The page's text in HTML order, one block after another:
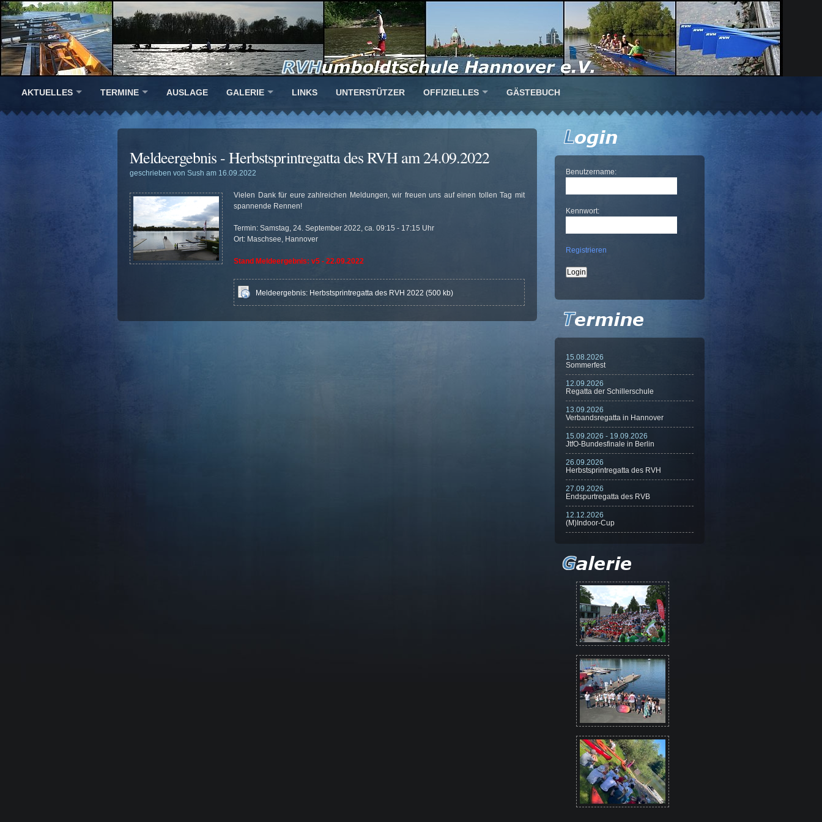
AKTUELLES TERMINE AUSLAGE GALERIE LINKS UNTERSTÜTZER OFFIZIELLES GÄSTEBUCH
Meldeergebnis - Herbstsprintregatta des RVH am 24.09.2022
geschrieben von Sush am 16.09.2022
Vielen Dank für eure zahlreichen Meldungen, wir freuen uns auf einen tollen Tag mit
spannende Rennen!
Termin: Samstag, 24. September 2022, ca. 09:15 - 17:15 Uhr
Ort: Maschsee, Hannover
Stand Meldeergebnis: v5 - 22.09.2022
Meldeergebnis: Herbstsprintregatta des RVH 2022 (500 kb)
Benutzername:
Kennwort:
Registrieren
15.08.2026
Sommerfest
12.09.2026
Regatta der Schillerschule
13.09.2026
Verbandsregatta in Hannover
15.09.2026 - 19.09.2026
JtfO-Bundesfinale in Berlin
26.09.2026
Herbstsprintregatta des RVH
27.09.2026
Endspurtregatta des RVB
12.12.2026
(M)Indoor-Cup